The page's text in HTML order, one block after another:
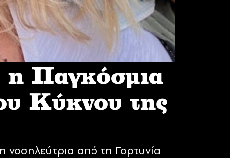
Παγκόσμια
Κύκνου της
από τη Γορτυνία